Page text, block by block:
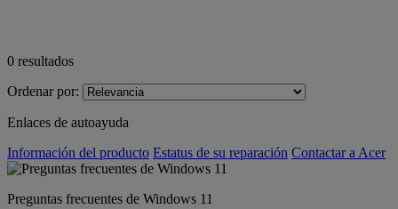
0 resultados
Ordenar por:
Enlaces de autoayuda
Información del producto Estatus de su reparación Contactar a Acer
Preguntas frecuentes de Windows 11